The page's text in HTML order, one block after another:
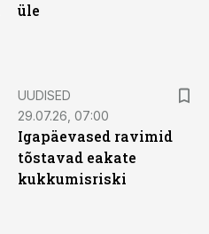
üle
UUDISED
29.07.26, 07:00
Igapäevased ravimid
tõstavad eakate
kukkumisriski